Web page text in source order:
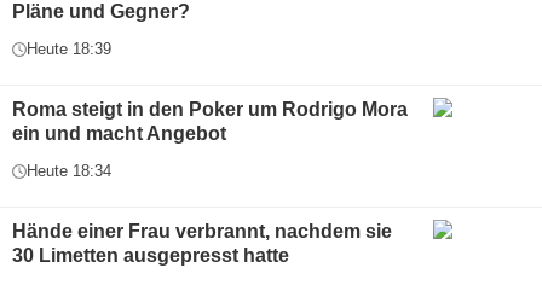
Pläne und Gegner?
Heute 18:39
Roma steigt in den Poker um Rodrigo Mora
ein und macht Angebot
Heute 18:34
Hände einer Frau verbrannt, nachdem sie
30 Limetten ausgepresst hatte